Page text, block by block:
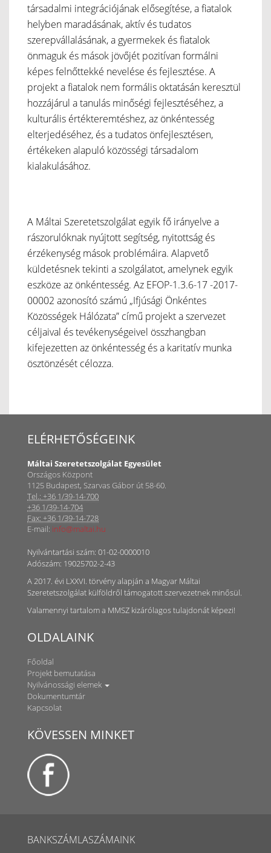
társadalmi integrációjának elősegítése, a fiatalok
helyben maradásának, aktív és tudatos
szerepvállalásának, a gyermekek és fiatalok
önmaguk és mások jövőjét pozitívan formálni
képes felnőttekké nevelése és fejlesztése. A
projekt a fiatalok nem formális oktatásán keresztül
hozzájárul a tanulás minőségi fejlesztéséhez, a
kulturális értékteremtéshez, az önkéntesség
elterjedéséhez, és a tudatos önfejlesztésen,
értékeken alapuló közösségi társadalom
kialakulásához.
A Máltai Szeretetszolgálat egyik fő irányelve a
rászorulóknak nyújtott segítség, nyitottság és
érzékenység mások problémáira. Alapvető
küldetésnek tekinti a szolgálatot, amelynek egyik
eszköze az önkéntesség. Az EFOP-1.3.6-17 -2017-
00002 azonosító számú „Ifjúsági Önkéntes
Közösségek Hálózata” című projekt a szervezet
céljaival és tevékenységeivel összhangban
kifejezetten az önkéntesség és a karitatív munka
ösztönzését célozza.
ELÉRHETŐSÉGEINK
Máltai Szeretetszolgálat Egyesület
Országos Központ
1125 Budapest, Szarvas Gábor út 58-60.
Tel.: +36 1/39-14-700
+36 1/39-14-704
Fax: +36 1/39-14-728
E-mail: info@maltai.hu
Nyilvántartási szám: 01-02-0000010
Adószám: 19025702-2-43
A 2017. évi LXXVI. törvény alapján a Magyar Máltai
Szeretetszolgálat külföldről támogatott szervezetnek minősül.
Valamennyi tartalom a MMSZ kizárólagos tulajdonát képezi!
OLDALAINK
Főoldal
Projekt bemutatása
Nyilvánossági elemek
Dokumentumtár
Kapcsolat
KÖVESSEN MINKET
BANKSZÁMLASZÁMAINK